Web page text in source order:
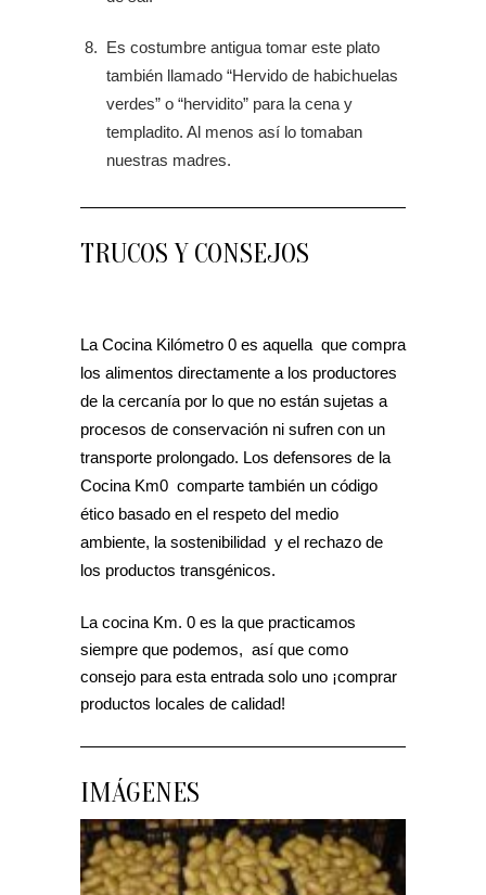
Es costumbre antigua tomar este plato
también llamado “Hervido de habichuelas
verdes” o “hervidito” para la cena y
templadito. Al menos así lo tomaban
nuestras madres.
TRUCOS Y CONSEJOS
La Cocina Kilómetro 0 es aquella que compra
los alimentos directamente a los productores
de la cercanía por lo que no están sujetas a
procesos de conservación ni sufren con un
transporte prolongado. Los defensores de la
Cocina Km0 comparte también un código
ético basado en el respeto del medio
ambiente, la sostenibilidad y el rechazo de
los productos transgénicos.
La cocina Km. 0 es la que practicamos
siempre que podemos, así que como
consejo para esta entrada solo uno ¡comprar
productos locales de calidad!
IMÁGENES